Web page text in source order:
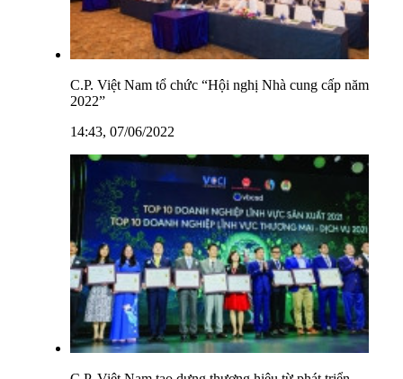
C.P. Việt Nam tổ chức “Hội nghị Nhà cung cấp năm
2022”
14:43, 07/06/2022